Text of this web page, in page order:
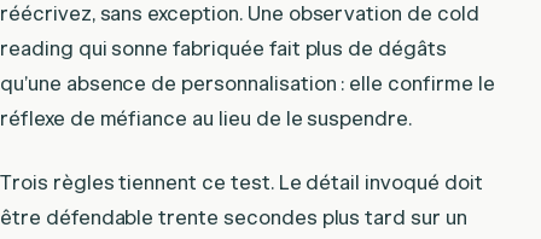
réécrivez, sans exception. Une observation de cold
reading qui sonne fabriquée fait plus de dégâts
qu’une absence de personnalisation : elle confirme le
réflexe de méfiance au lieu de le suspendre.
Trois règles tiennent ce test. Le détail invoqué doit
être défendable trente secondes plus tard sur un